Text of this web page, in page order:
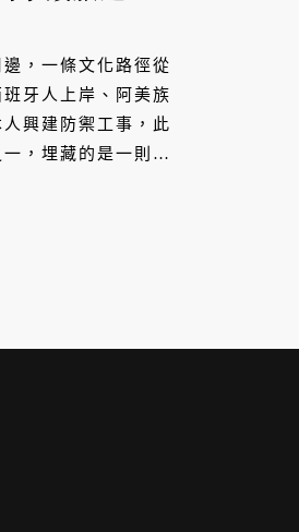
，一條文化路徑從
牙人上岸、阿美族
興建防禦工事，此
，埋藏的是一則又